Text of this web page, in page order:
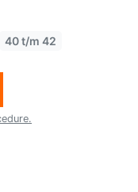
40 t/m 42